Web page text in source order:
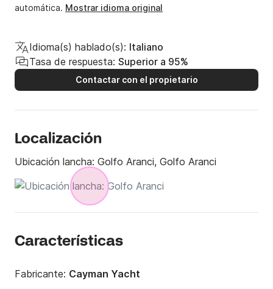
automática. Mostrar idioma original
Idioma(s) hablado(s): Italiano
Tasa de respuesta: Superior a 95%
Contactar con el propietario
Localización
Ubicación lancha: Golfo Aranci, Golfo Aranci
Características
Fabricante: Cayman Yacht